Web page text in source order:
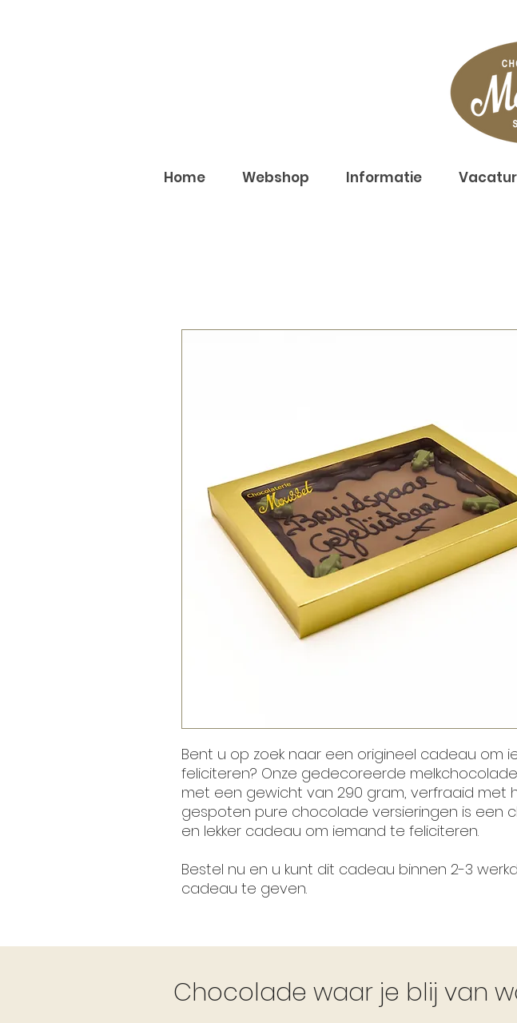
Home Webshop Informatie
Bent u op zoek naar een origineel cadeau om
feliciteren? Onze gedecoreerde melkchocolade
met een gewicht van 290 gram, verfraaid met
gespoten pure chocolade versieringen is een
en lekker cadeau om iemand te feliciteren.
Bestel nu en u kunt dit cadeau binnen 2-3
cadeau te geven.
Chocolade waar je blij van